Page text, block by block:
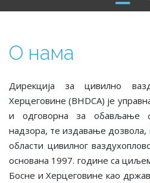
О нама
Дирекција за цивилно
Херцеговине (BHDCA) је
и одговорна за обављање
надзора, те издавање дозвола,
области цивилног
основана 1997. године са
Босне и Херцеговине као